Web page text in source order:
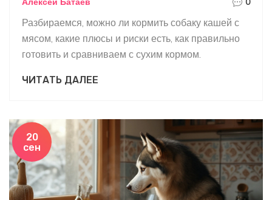
Разбираемся, можно ли кормить собаку кашей с
мясом, какие плюсы и риски есть, как правильно
готовить и сравниваем с сухим кормом.
ЧИТАТЬ ДАЛЕЕ
20
сен